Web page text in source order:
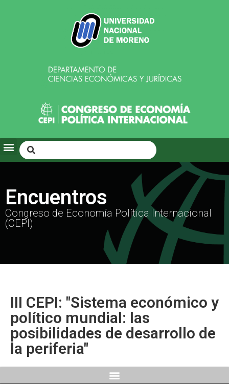
Encuentros
Congreso de Economía Política Internacional
(CEPI)
III CEPI: "Sistema económico y
político mundial: las
posibilidades de desarrollo de
la periferia"